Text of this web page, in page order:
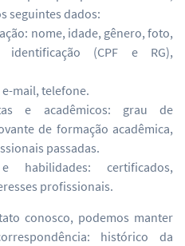
seguintes dados:
nome, idade, gênero, foto,
identificação (CPF e RG),
mail, telefone.
e acadêmicos: grau de
de formação acadêmica,
passadas.
habilidades: certificados,
profissionais.
conosco, podemos manter
histórico da